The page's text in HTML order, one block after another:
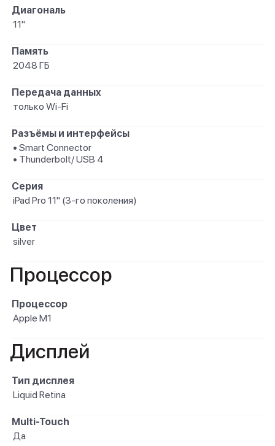
Диагональ
11"
Память
2048 ГБ
Передача данных
только Wi-Fi
Разъёмы и интерфейсы
• Smart Connector
• Thunderbolt/ USB 4
Серия
iPad Pro 11" (3-го поколения)
Цвет
silver
Процессор
Процессор
Apple M1
Дисплей
Тип дисплея
Liquid Retina
Multi-Touch
Да